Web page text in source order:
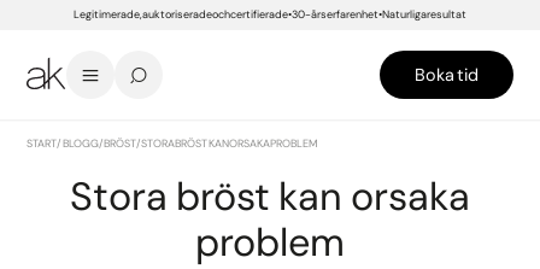
Legitimerade, auktoriserade och certifierade 30-års erfarenhet Naturliga resultat
Boka tid
START/BLOGG/BRÖST/STORA BRÖST KAN ORSAKA PROBLEM
Stora bröst kan orsaka
problem